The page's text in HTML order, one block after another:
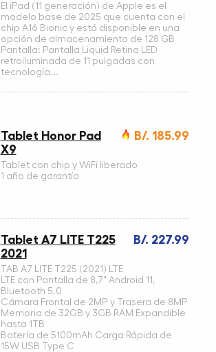
El iPad (11 generación) de Apple es el
modelo base de 2025 que cuenta con el
chip A16 Bionic y está disponible en una
opción de almacenamiento de 128 GB
Pantalla: Pantalla Liquid Retina LED
retroiluminada de 11 pulgadas con
tecnología...
B/. 185.99
Tablet Honor Pad
X9
Tablet con chip y WiFi liberado
1 año de garantía
B/. 227.99
Tablet A7 LITE T225
2021
TAB A7 LITE T225 (2021) LTE
LTE con Pantalla de 8,7" Android 11,
Bluetooth 5.0
Cámara Frontal de 2MP y Trasera de 8MP
Memoria de 32GB y 3GB RAM Expandible
hasta 1TB
Batería de 5100mAh Carga Rápida de
15W USB Type C